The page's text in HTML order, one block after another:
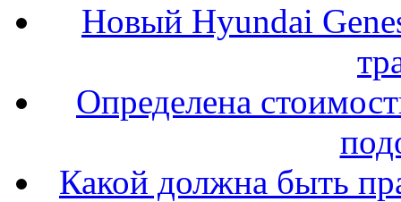
Новый Hyundai
Определена
Какой должна быть